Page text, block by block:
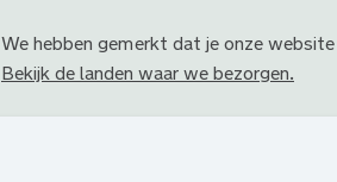
We hebben gemerkt dat je onze
Bekijk de landen waar we bezorgen.